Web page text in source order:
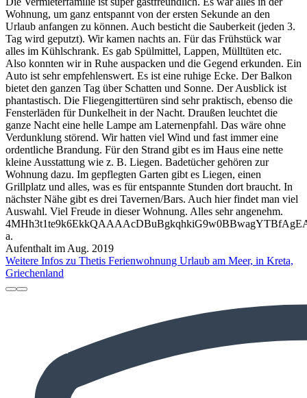
Wohnung, um ganz entspannt von der ersten Sekunde an den
Urlaub anfangen zu können. Auch besticht die Sauberkeit (jeden 3.
Tag wird geputzt). Wir kamen nachts an. Für das Frühstück war
alles im Kühlschrank. Es gab Spülmittel, Lappen, Mülltüten etc.
Also konnten wir in Ruhe auspacken und die Gegend erkunden. Ein
Auto ist sehr empfehlenswert. Es ist eine ruhige Ecke. Der Balkon
bietet den ganzen Tag über Schatten und Sonne. Der Ausblick ist
phantastisch. Die Fliegengittertüren sind sehr praktisch, ebenso die
Fensterläden für Dunkelheit in der Nacht. Draußen leuchtet die
ganze Nacht eine helle Lampe am Laternenpfahl. Das wäre ohne
Verdunklung störend. Wir hatten viel Wind und fast immer eine
ordentliche Brandung. Für den Strand gibt es im Haus eine nette
kleine Ausstattung wie z. B. Liegen. Badetücher gehören zur
Wohnung dazu. Im gepflegten Garten gibt es Liegen, einen
Grillplatz und alles, was es für entspannte Stunden dort braucht. In
nächster Nähe gibt es drei Tavernen/Bars. Auch hier findet man viel
Auswahl. Viel Freude in dieser Wohnung. Alles sehr angenehm.
a.
Aufenthalt im Aug. 2019
Weitere Infos zu Thetis Ferienwohnung Urlaub am Meer, in Kreta,
Griechenland